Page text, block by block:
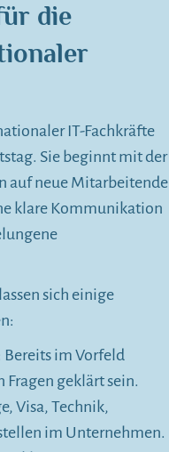
die
IT-Fachkräfte
Sie beginnt mit der
auf neue Mitarbeitende
klare Kommunikation
sich einige
Bereits im Vorfeld
geklärt sein.
Visa, Technik,
im Unternehmen.